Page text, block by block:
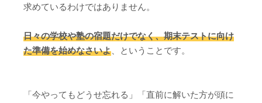
求めているわけではありません。
日々の学校や塾の宿題だけでなく、期末テストに向け
た準備を始めなさいよ、ということです。
「今やってもどうせ忘れる」「直前に解いた方が頭に